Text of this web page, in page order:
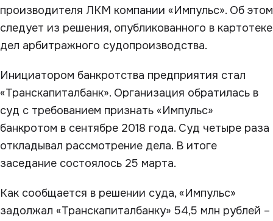
производителя ЛКМ компании «Импульс». Об этом
следует из решения, опубликованного в картотеке
дел арбитражного судопроизводства.
Инициатором банкротства предприятия стал
«Транскапиталбанк». Организация обратилась в
суд с требованием признать «Импульс»
банкротом в сентябре 2018 года. Суд четыре раза
откладывал рассмотрение дела. В итоге
заседание состоялось 25 марта.
Как сообщается в решении суда, «Импульс»
задолжал «Транскапиталбанку» 54,5 млн рублей –